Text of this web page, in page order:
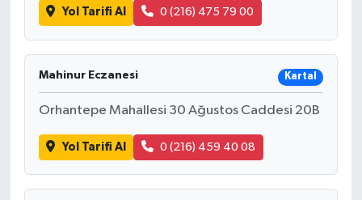
Yol Tarifi Al 0 (216) 475 79 00
Mahinur Eczanesi Kartal
Orhantepe Mahallesi 30 Ağustos Caddesi 20B
Yol Tarifi Al 0 (216) 459 40 08